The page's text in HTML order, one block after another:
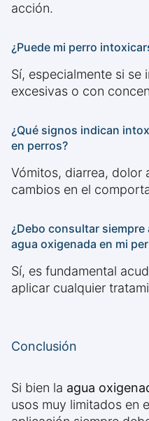
acción.
¿Puede mi perro
Sí, especialmente si se
excesivas o con
¿Qué signos indican
en perros?
Vómitos, diarrea, dolor
cambios en el
¿Debo consultar
agua oxigenada en mi
Sí, es fundamental
aplicar cualquier
Conclusión
Si bien la agua
usos muy limitados en